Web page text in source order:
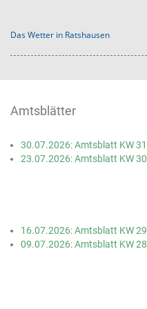
Das Wetter in Ratshausen
Amtsblätter
30.07.2026: Amtsblatt KW 31
23.07.2026: Amtsblatt KW 30
16.07.2026: Amtsblatt KW 29
09.07.2026: Amtsblatt KW 28